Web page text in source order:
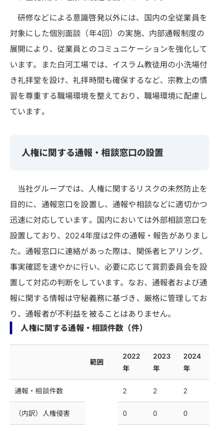
研修などによる意識啓発以外には、国内の全従業員を
対象にした個別面談（年4回）の実施、内部通報制度の
展開により、従業員とのコミュニケーションを強化して
います。また白河工場では、イスラム教徒用の小洗場付
き礼拝堂を設け、礼拝時間も確保するなど、宗教上の慣
習を尊重する職場環境を整えており、職場環境に配慮し
ています。
人権に関する通報・相談窓口の設置
当社グループでは、人権に関するリスクの未然防止を
目的に、通報窓口を設置し、通報や相談などに適切かつ
迅速に対応しています。国内においては外部相談窓口を
設置しており、2024年度は2件の通報・報告がありまし
た。通報窓口に連絡があった際は、関係者ヒアリング、
事実確認を速やかに行い、必要に応じて賞罰委員会を設
置して対応の判断をしています。なお、通報者および通
報に関する情報は守秘義務に基づき、厳格に管理してお
り、通報者が不利益を被ることはありません。
人権に関する通報・相談件数（件）
範囲
2022
年
2023
年
2024
年
通報・相談件数 2 2 2
（内訳）人権侵害 0 0 0